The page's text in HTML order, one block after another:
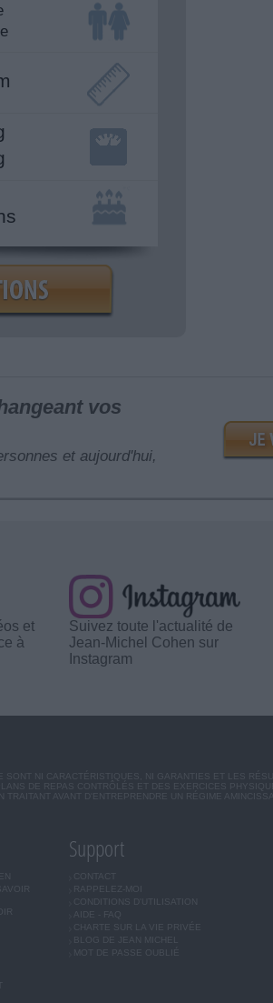
vos
et aujourd'hui,
et
à
Suivez toute l'actualité de
Jean-Michel Cohen sur
Instagram
NI CARACTÉRISTIQUES, NI GARANTIES ET LES
DE REPAS CONTRÔLÉS ET DES EXERCICES
AVANT D'ENTREPRENDRE UN RÉGIME
Support
CONTACT
RAPPELEZ-MOI
CONDITIONS D'UTILISATION
AIDE - FAQ
CHARTE SUR LA VIE PRIVÉE
BLOG DE JEAN MICHEL
MOT DE PASSE OUBLIÉ